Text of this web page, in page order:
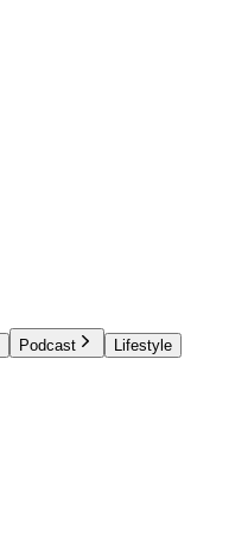
Podcast
Lifestyle